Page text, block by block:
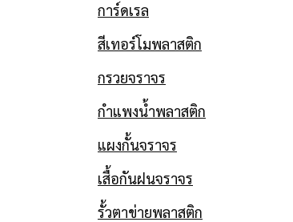
การ์ดเรล
สีเทอร์โมพลาสติก
กรวยจราจร
กำแพงน้ำพลาสติก
แผงกั้นจราจร
เสื้อกันฝนจราจร
รั้วตาข่ายพลาสติก